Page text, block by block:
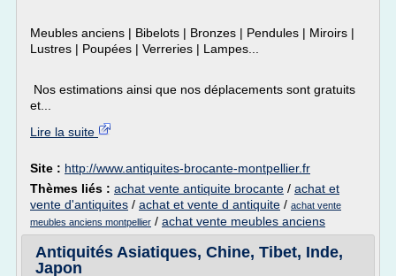
Meubles anciens | Bibelots | Bronzes | Pendules | Miroirs |
Lustres | Poupées | Verreries | Lampes...
Nos estimations ainsi que nos déplacements sont gratuits
et...
Lire la suite
Site : http://www.antiquites-brocante-montpellier.fr
Thèmes liés : achat vente antiquite brocante / achat et
vente d'antiquites / achat et vente d antiquite / achat vente
meubles anciens montpellier / achat vente meubles anciens
Antiquités Asiatiques, Chine, Tibet, Inde,
Japon